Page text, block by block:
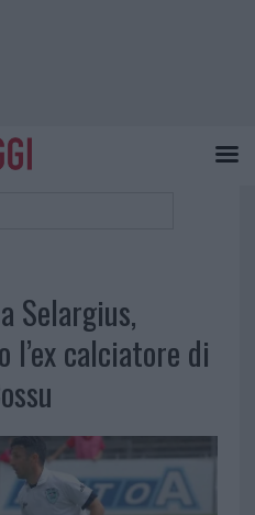
Selargius,
calciatore di